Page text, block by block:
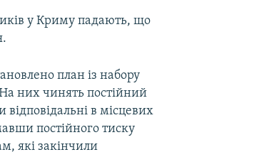
у Криму падають, що
план із набору
них чинять постійний
в місцевих
постійного тиску
які закінчили